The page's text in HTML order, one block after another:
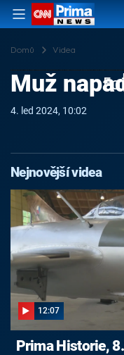
Domů Videa
Muž
4. led 2024, 10:02
Nejnovější videa
12:07
Prima Historie,